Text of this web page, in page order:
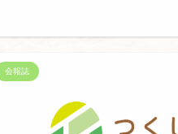
会報誌